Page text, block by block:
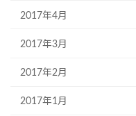
2017年4月
2017年3月
2017年2月
2017年1月